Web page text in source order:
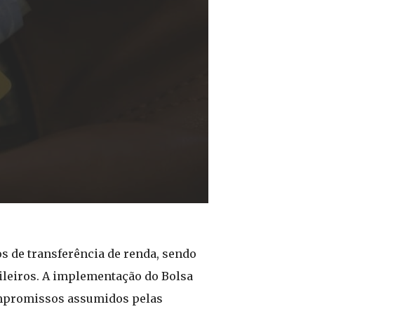
de transferência de renda, sendo
A implementação do Bolsa
assumidos pelas